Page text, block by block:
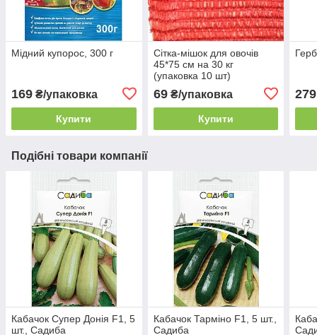
Мідний купорос, 300 г
169 ₴/упаковка
Купити
Сітка-мішок для овочів
45*75 см на 30 кг
(упаковка 10 шт)
69₴/упаковка
Купити
279
Подібні товари компанії
Кабачок Супер Донія F1, 5
шт., Садиба
Кабачок Тарміно F1, 5 шт.,
Садиба